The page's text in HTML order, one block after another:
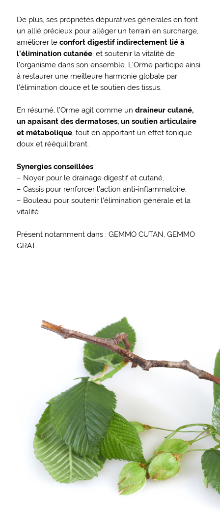
De plus, ses propriétés dépuratives générales en font
un allié précieux pour alléger un terrain en surcharge,
améliorer le confort digestif indirectement lié à
l’élimination cutanée, et soutenir la vitalité de
l’organisme dans son ensemble. L’Orme participe ainsi
à restaurer une meilleure harmonie globale par
l’élimination douce et le soutien des tissus.
En résumé, l’Orme agit comme un draineur cutané,
un apaisant des dermatoses, un soutien articulaire
et métabolique, tout en apportant un effet tonique
doux et rééquilibrant.
Synergies conseillées:
– Noyer pour le drainage digestif et cutané,
– Cassis pour renforcer l’action anti-inflammatoire,
– Bouleau pour soutenir l’élimination générale et la
vitalité.
Présent notamment dans : GEMMO CUTAN, GEMMO
GRAT.